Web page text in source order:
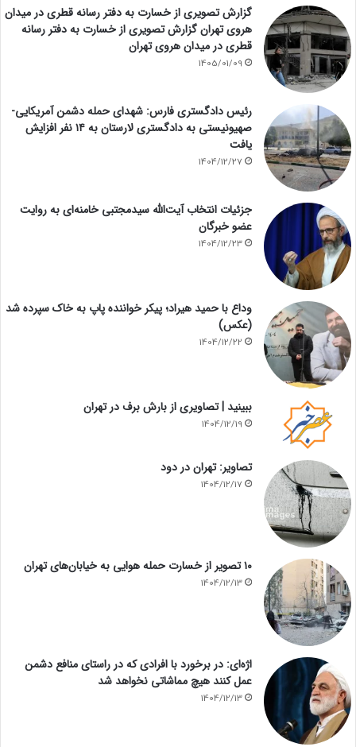
گزارش تصویری از خسارت به دفتر رسانه قطری در میدان
هروی تهران گزارش تصویری از خسارت به دفتر رسانه
قطری در میدان هروی تهران
1405/01/09
رئیس دادگستری فارس: شهدای حمله دشمن آمریکایی-
صهیونیستی به دادگستری لارستان به ۱۴ نفر افزایش
یافت
1404/12/27
جزئیات انتخاب آیت‌الله سیدمجتبی خامنه‌ای به روایت
عضو خبرگان
1404/12/23
وداع با حمید هیراد؛ پیکر خواننده پاپ به خاک سپرده شد
(عکس)
1404/12/22
ببینید | تصاویری از بارش برف در تهران
1404/12/19
تصاویر: تهران در دود
1404/12/17
۱۰ تصویر از خسارت حمله هوایی به خیابان‌های تهران
1404/12/13
اژه‌ای: در برخورد با افرادی که در راستای منافع دشمن
عمل کنند هیچ مماشاتی نخواهد شد
1404/12/13